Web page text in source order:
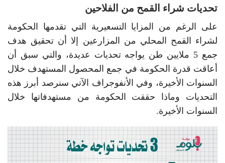
تحديات شراء القمح من الفلاحين
على الرغم من المزايا التسعيرية التي تقدمها الحكومة
لشراء القمح المحلي من المزارعين إلا أن تحقيق هدف
جمع 5 ملايين طن يواجه تحديات عديدة، والتي سبق أن
أعاقت قدرة الحكومة في جمع المحصول المستهدف خلال
السنوات الأخيرة، وفي الأنفوجراف الآتي سنرصد أبرز هذه
التحديات وماذا حققت الحكومة من مستهدفاتها خلال
السنوات الأخيرة.